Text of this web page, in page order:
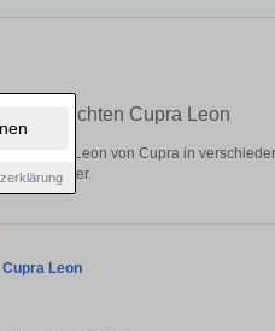
gebrauchten Cupra Leon
Leon von Cupra in
vom Händler.
Cupra Leon